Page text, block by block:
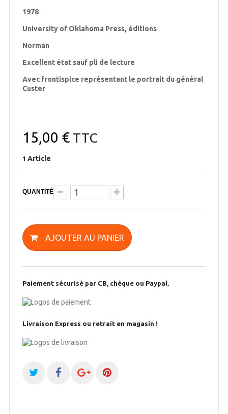
1978
University of Oklahoma Press, éditions
Norman
Excellent état sauf pli de lecture
Avec frontispice représentant le portrait du général
Custer
15,00 €TTC
1 Article
QUANTITÉ
AJOUTER AU PANIER
Paiement sécurisé par CB, chèque ou Paypal.
Livraison Express ou retrait en magasin !